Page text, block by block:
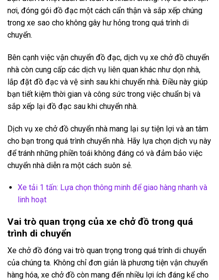
nơi, đóng gói đồ đạc một cách cẩn thận và sắp xếp chúng
trong xe sao cho không gây hư hỏng trong quá trình di
chuyển.
Bên cạnh việc vận chuyển đồ đạc, dịch vụ xe chở đồ chuyển
nhà còn cung cấp các dịch vụ liên quan khác như dọn nhà,
lắp đặt đồ đạc và vệ sinh sau khi chuyển nhà. Điều này giúp
bạn tiết kiệm thời gian và công sức trong việc chuẩn bị và
sắp xếp lại đồ đạc sau khi chuyển nhà.
Dịch vụ xe chở đồ chuyển nhà mang lại sự tiện lợi và an tâm
cho bạn trong quá trình chuyển nhà. Hãy lựa chọn dịch vụ này
để tránh những phiền toái không đáng có và đảm bảo việc
chuyển nhà diễn ra một cách suôn sẻ.
Xe tải 1 tấn: Lựa chọn thông minh để giao hàng nhanh và
linh hoạt
Vai trò quan trọng của xe chở đồ trong quá
trình di chuyển
Xe chở đồ đóng vai trò quan trọng trong quá trình di chuyển
của chúng ta. Không chỉ đơn giản là phương tiện vận chuyển
hàng hóa, xe chở đồ còn mang đến nhiều lợi ích đáng kể cho